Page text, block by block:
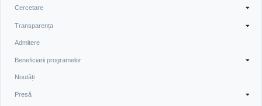
Cercetare
Transparența
Admitere
Beneficiarii programelor
Noutăți
Presă